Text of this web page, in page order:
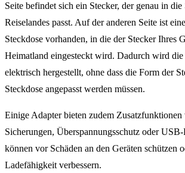
Seite befindet sich ein Stecker, der genau in die
Reiselandes passt. Auf der anderen Seite ist
Steckdose vorhanden, in die der Stecker Ihres
Heimatland eingesteckt wird. Dadurch wird
elektrisch hergestellt, ohne dass die Form der
Steckdose angepasst werden müssen.
Einige Adapter bieten zudem
Sicherungen, Überspannungsschutz oder
können vor Schäden an den Geräten schützen
Ladefähigkeit verbessern.